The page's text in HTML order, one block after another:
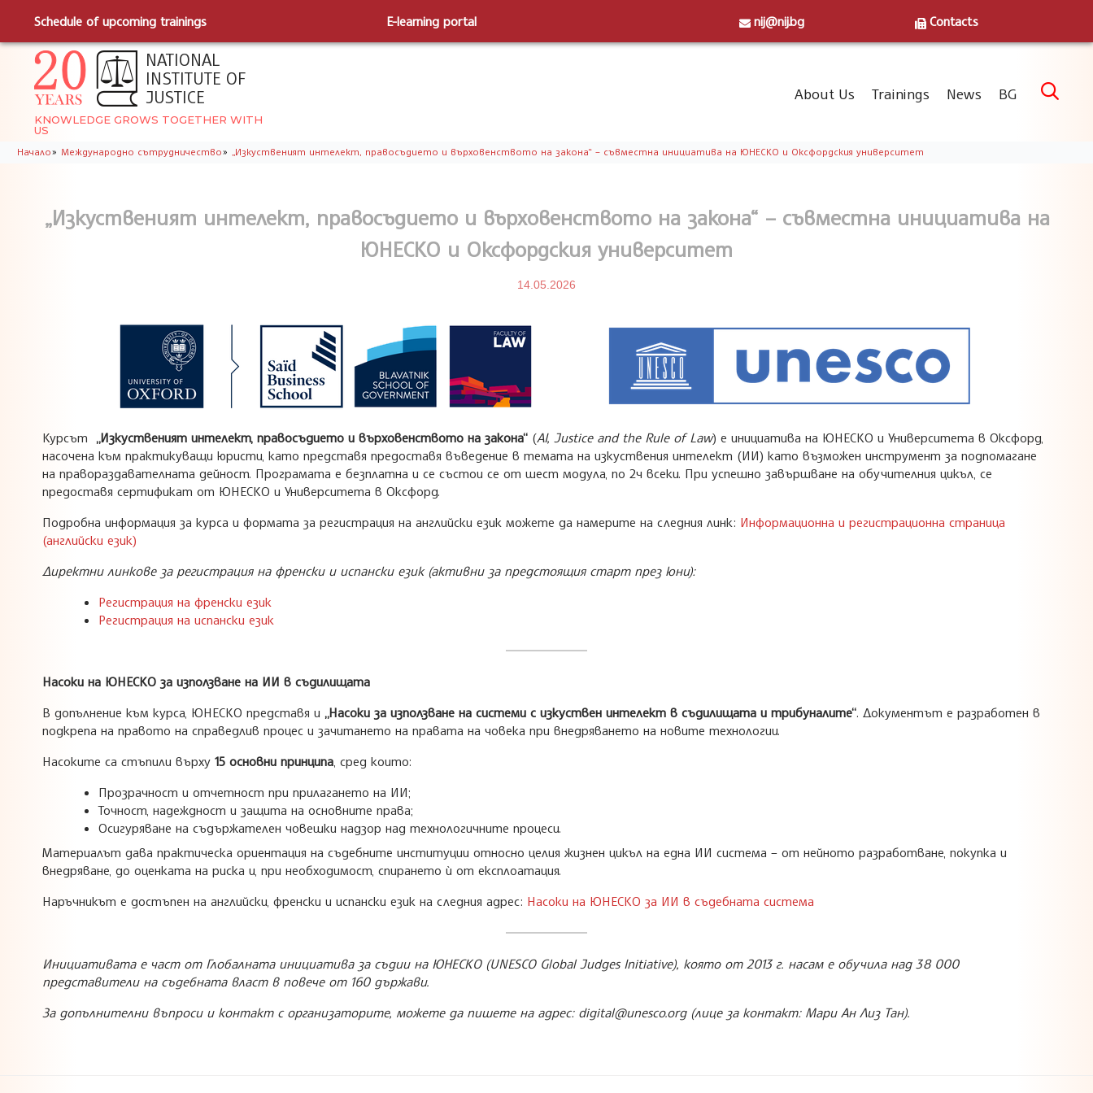
Schedule of upcoming trainings E-learning portal nij@nij.bg Contacts
NATIONAL
INSTITUTE OF
JUSTICE
KNOWLEDGE GROWS TOGETHER WITH
US
Skip
About Us Trainings News BG 
Начало» Международно сътрудничество» „Изкуственият интелект, правосъдието и върховенството на закона“ – съвместна инициатива на ЮНЕСКО и Оксфордския университет
„Изкуственият интелект, правосъдието и върховенството на закона“ – съвместна инициатива на
ЮНЕСКО и Оксфордския университет
14.05.2026
Курсът „Изкуственият интелект, правосъдието и върховенството на закона“ (AI, Justice and the Rule of Law) е инициатива на ЮНЕСКО и Университета в Оксфорд,
насочена към практикуващи юристи, като представя предоставя въведение в темата на изкуствения интелект (ИИ) като възможен инструмент за подпомагане
на правораздавателната дейност. Програмата е безплатна и се състои се от шест модула, по 2ч всеки. При успешно завършване на обучителния цикъл, се
предоставя сертификат от ЮНЕСКО и Университета в Оксфорд.
Подробна информация за курса и формата за регистрация на английски език можете да намерите на следния линк: Информационна и регистрационна страница
(английски език)
Директни линкове за регистрация на френски и испански език (активни за предстоящия старт през юни):
Регистрация на френски език
Регистрация на испански език
Насоки на ЮНЕСКО за използване на ИИ в съдилищата
В допълнение към курса, ЮНЕСКО представя и „Насоки за използване на системи с изкуствен интелект в съдилищата и трибуналите“. Документът е разработен в
подкрепа на правото на справедлив процес и зачитането на правата на човека при внедряването на новите технологии.
Насоките са стъпили върху 15 основни принципа, сред които:
Прозрачност и отчетност при прилагането на ИИ;
Точност, надеждност и защита на основните права;
Осигуряване на съдържателен човешки надзор над технологичните процеси.
Материалът дава практическа ориентация на съдебните институции относно целия жизнен цикъл на една ИИ система – от нейното разработване, покупка и
внедряване, до оценката на риска и, при необходимост, спирането ѝ от експлоатация.
Наръчникът е достъпен на английски, френски и испански език на следния адрес: Насоки на ЮНЕСКО за ИИ в съдебната система
Инициативата е част от Глобалната инициатива за съдии на ЮНЕСКО (UNESCO Global Judges Initiative), която от 2013 г. насам е обучила над 38 000
представители на съдебната власт в повече от 160 държави.
За допълнителни въпроси и контакт с организаторите, можете да пишете на адрес: digital@unesco.org (лице за контакт: Мари Ан Лиз Тан).